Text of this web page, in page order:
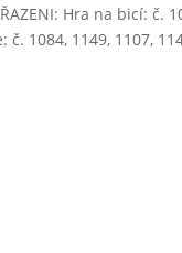
Hra na bicí: č.
č. 1084, 1149, 1107,